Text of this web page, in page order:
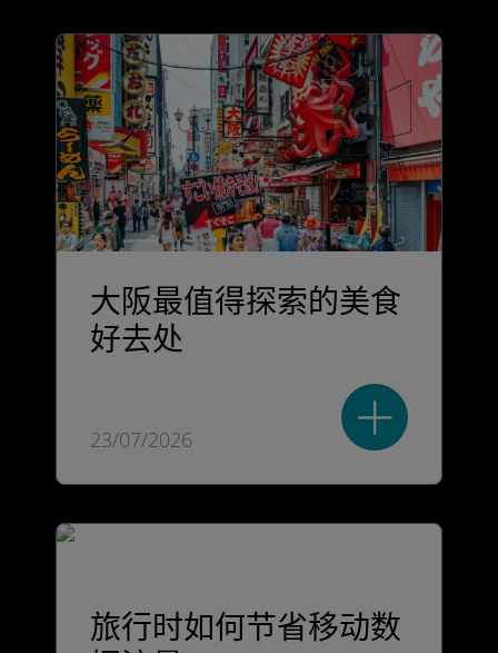
大阪最值得探索的美食
好去处
23/07/2026
旅行时如何节省移动数